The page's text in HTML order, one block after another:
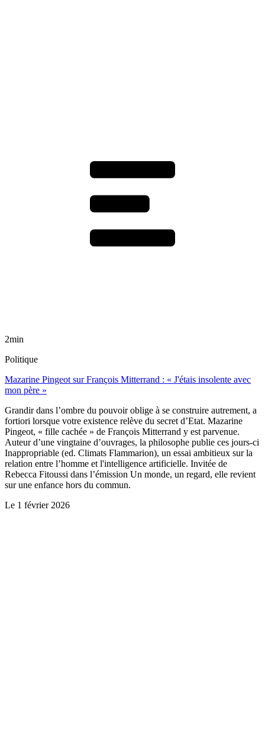
2min
Politique
Mazarine Pingeot sur François Mitterrand : « J'étais insolente avec
mon père »
Grandir dans l’ombre du pouvoir oblige à se construire autrement, a
fortiori lorsque votre existence relève du secret d’Etat. Mazarine
Pingeot, « fille cachée » de François Mitterrand y est parvenue.
Auteur d’une vingtaine d’ouvrages, la philosophe publie ces jours-ci
Inappropriable (ed. Climats Flammarion), un essai ambitieux sur la
relation entre l’homme et l'intelligence artificielle. Invitée de
Rebecca Fitoussi dans l’émission Un monde, un regard, elle revient
sur une enfance hors du commun.
Le 1 février 2026